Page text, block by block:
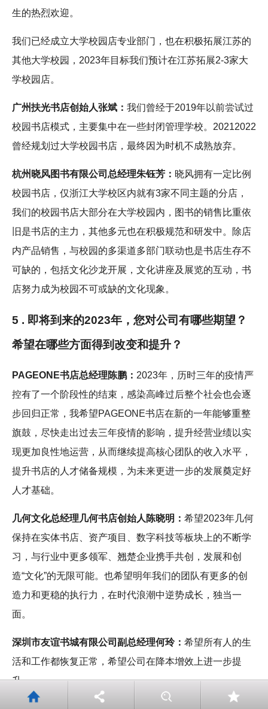
生的热烈欢迎。
我们已经成立大学校园店专业部门，也在积极拓展江苏的
其他大学校园，2023年目标我们预计在江苏拓展2-3家大
学校园店。
广州扶光书店创始人张斌： 我们曾经于2019年以前尝试过
校园书店模式，主要集中在一些封闭管理学校。20212022
曾经规划过大学校园书店，最终因为时机不成熟放弃。
杭州晓风图书有限公司总经理朱钰芳： 晓风拥有一定比例
校园书店，仅浙江大学校区内就有3家不同主题的分店，
我们的校园书店大部分在大学校园内，图书的销售比重依
旧是书店的主力，其他多元也在积极规范和研发中。除店
内产品销售，与校园的多渠道多部门联动也是书店生存不
可缺的，包括文化沙龙开展，文化讲座及展览的互动，书
店努力成为校园不可或缺的文化现象。
5 . 即将到来的2023年，您对公司有哪些期望？
希望在哪些方面得到改变和提升？
PAGEONE书店总经理陈鹏： 2023年，历时三年的疫情严
控有了一个阶段性的结束，感染高峰过后整个社会也会逐
步回归正常，我希望PAGEONE书店在新的一年能够重整
旗鼓，尽快走出过去三年疫情的影响，提升经营业绩以实
现更加良性地运营，从而继续提高核心团队的收入水平，
提升书店的人才储备规模，为未来更进一步的发展奠定好
人才基础。
几何文化总经理几何书店创始人陈晓明： 希望2023年几何
保持在实体书店、资产项目、数字科技等板块上的不断学
习，与行业中更多领军、翘楚企业携手共创，发展和创
造“文化”的无限可能。也希望明年我们的团队有更多的创
造力和更稳的执行力，在时代浪潮中逆势成长，独当一
面。
深圳市友谊书城有限公司副总经理何玲： 希望所有人的生
活和工作都恢复正常，希望公司在降本增效上进一步提
升。